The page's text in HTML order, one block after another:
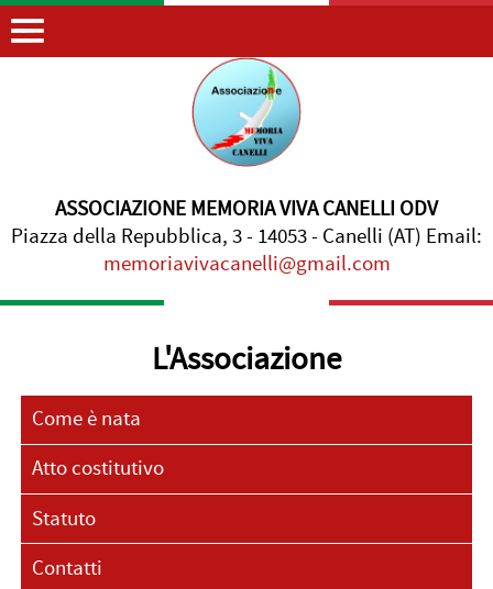
ASSOCIAZIONE MEMORIA VIVA CANELLI ODV
Piazza della Repubblica, 3 - 14053 - Canelli (AT) Email:
memoriavivacanelli@gmail.com
L'Associazione
Come è nata
Atto costitutivo
Statuto
Contatti